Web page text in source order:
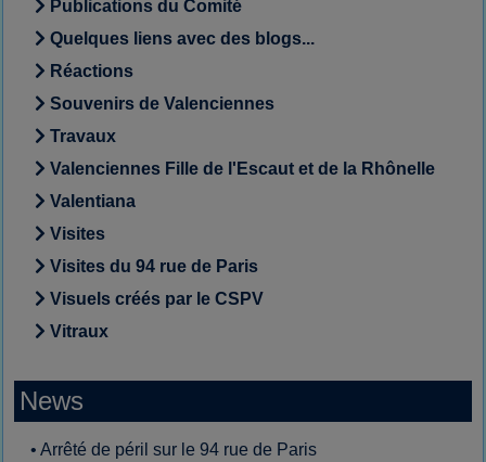
Publications du Comité
Quelques liens avec des blogs...
Réactions
Souvenirs de Valenciennes
Travaux
Valenciennes Fille de l'Escaut et de la Rhônelle
Valentiana
Visites
Visites du 94 rue de Paris
Visuels créés par le CSPV
Vitraux
News
• Arrêté de péril sur le 94 rue de Paris